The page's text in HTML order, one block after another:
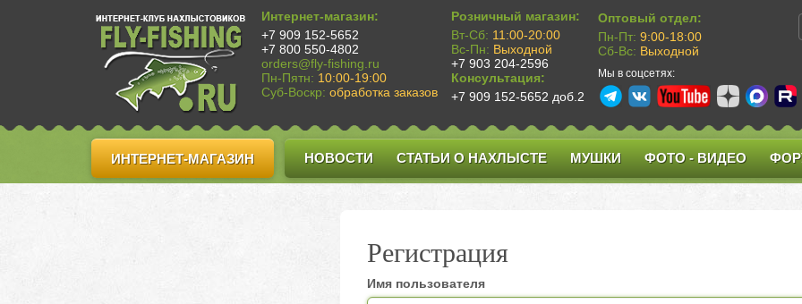
Интернет-магазин:
+7 909 152-5652
+7 800 550-4802
orders@fly-fishing.ru
Пн-Пятн: 10:00-19:00
Суб-Воскр: обработка заказов
Розничный магазин:
Вт-Сб: 11:00-20:00
Вс-Пн: Выходной
+7 903 204-2596
Консультация:
+7 909 152-5652 доб.2
Оптовый отдел:
Пн-Пт: 9:00-18:00
Сб-Вс: Выходной
Мы в соцсетях:
ИНТЕРНЕТ-МАГАЗИН НОВОСТИ СТАТЬИ О НАХЛЫСТЕ МУШКИ ФОТО - ВИДЕО
Регистрация
Имя пользователя